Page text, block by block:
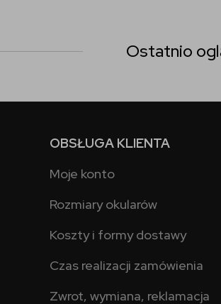
Ostatnio
OBSŁUGA KLIENTA
Moje konto
Rozmiary okularów
Koszty i formy dostawy
Czas realizacji zamówienia
Zwrot, wymiana, reklamacja